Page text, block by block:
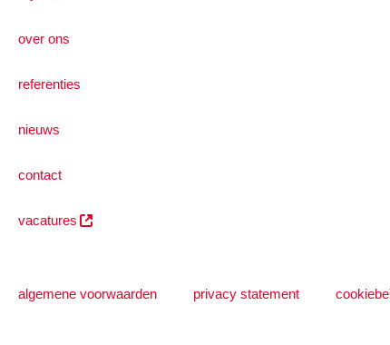
over ons
referenties
nieuws
contact
vacatures
algemene voorwaarden privacy statement